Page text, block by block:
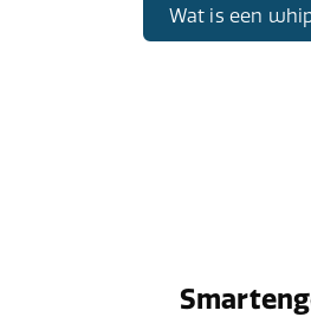
Wat is een